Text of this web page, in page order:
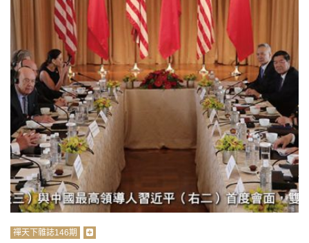
禪天下雜誌146期